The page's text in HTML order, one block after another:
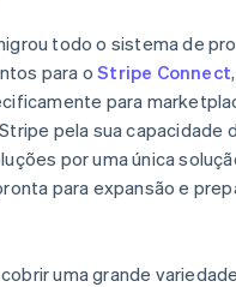
todo o sistema de
para oStripe Connect
para
pela sua capacidade
por uma única
para expansão e
uma grande